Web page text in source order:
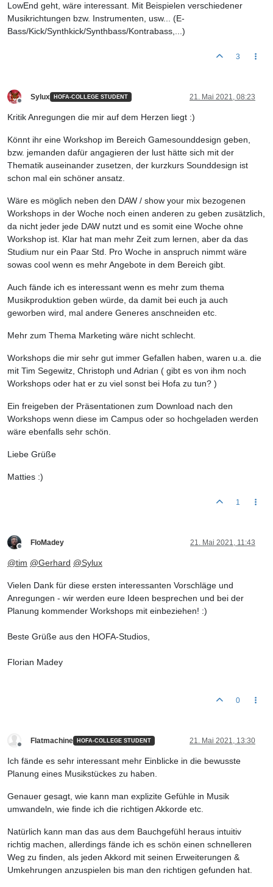
LowEnd geht, wäre interessant. Mit Beispielen verschiedener
Musikrichtungen bzw. Instrumenten, usw... (E-
Bass/Kick/Synthkick/Synthbass/Kontrabass,...)
3
Sylux HOFA-COLLEGE STUDENT 21. Mai 2021, 08:23
Kritik Anregungen die mir auf dem Herzen liegt :)
Könnt ihr eine Workshop im Bereich Gamesounddesign geben,
bzw. jemanden dafür angagieren der lust hätte sich mit der
Thematik auseinander zusetzen, der kurzkurs Sounddesign ist
schon mal ein schöner ansatz.
Wäre es möglich neben den DAW / show your mix bezogenen
Workshops in der Woche noch einen anderen zu geben zusätzlich,
da nicht jeder jede DAW nutzt und es somit eine Woche ohne
Workshop ist. Klar hat man mehr Zeit zum lernen, aber da das
Studium nur ein Paar Std. Pro Woche in anspruch nimmt wäre
sowas cool wenn es mehr Angebote in dem Bereich gibt.
Auch fände ich es interessant wenn es mehr zum thema
Musikproduktion geben würde, da damit bei euch ja auch
geworben wird, mal andere Generes anschneiden etc.
Mehr zum Thema Marketing wäre nicht schlecht.
Workshops die mir sehr gut immer Gefallen haben, waren u.a. die
mit Tim Segewitz, Christoph und Adrian ( gibt es von ihm noch
Workshops oder hat er zu viel sonst bei Hofa zu tun? )
Ein freigeben der Präsentationen zum Download nach den
Workshops wenn diese im Campus oder so hochgeladen werden
wäre ebenfalls sehr schön.
Liebe Grüße
Matties :)
1
FloMadey 21. Mai 2021, 11:43
@tim @Gerhard @Sylux
Vielen Dank für diese ersten interessanten Vorschläge und
Anregungen - wir werden eure Ideen besprechen und bei der
Planung kommender Workshops mit einbeziehen! :)
Beste Grüße aus den HOFA-Studios,
Florian Madey
0
Flatmachine HOFA-COLLEGE STUDENT 21. Mai 2021, 13:30
Ich fände es sehr interessant mehr Einblicke in die bewusste
Planung eines Musikstückes zu haben.
Genauer gesagt, wie kann man explizite Gefühle in Musik
umwandeln, wie finde ich die richtigen Akkorde etc.
Natürlich kann man das aus dem Bauchgefühl heraus intuitiv
richtig machen, allerdings fände ich es schön einen schnelleren
Weg zu finden, als jeden Akkord mit seinen Erweiterungen &
Umkehrungen anzuspielen bis man den richtigen gefunden hat.